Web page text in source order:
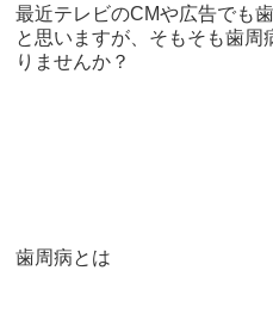
最近テレビのCMや広告でも
と思いますが、そもそも歯
りませんか？
歯周病とは